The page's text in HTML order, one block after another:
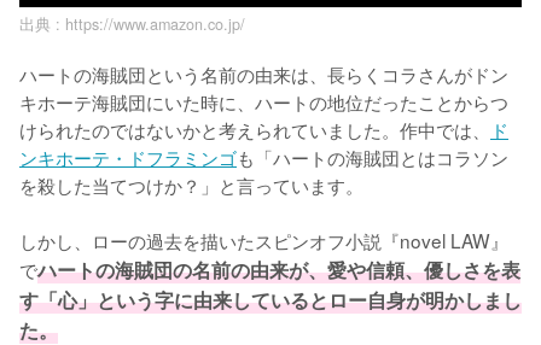
出典 : https://www.amazon.co.jp/
ハートの海賊団という名前の由来は、長らくコラさんがドン
キホーテ海賊団にいた時に、ハートの地位だったことからつ
けられたのではないかと考えられていました。作中では、
ド
ンキホーテ・ドフラミンゴも「ハートの海賊団とはコラソン
を殺した当てつけか？」と言っています。
しかし、ローの過去を描いたスピンオフ小説『novel LAW』
でハートの海賊団の名前の由来が、愛や信頼、優しさを表
す「心」という字に由来しているとロー自身が明かしまし
た。